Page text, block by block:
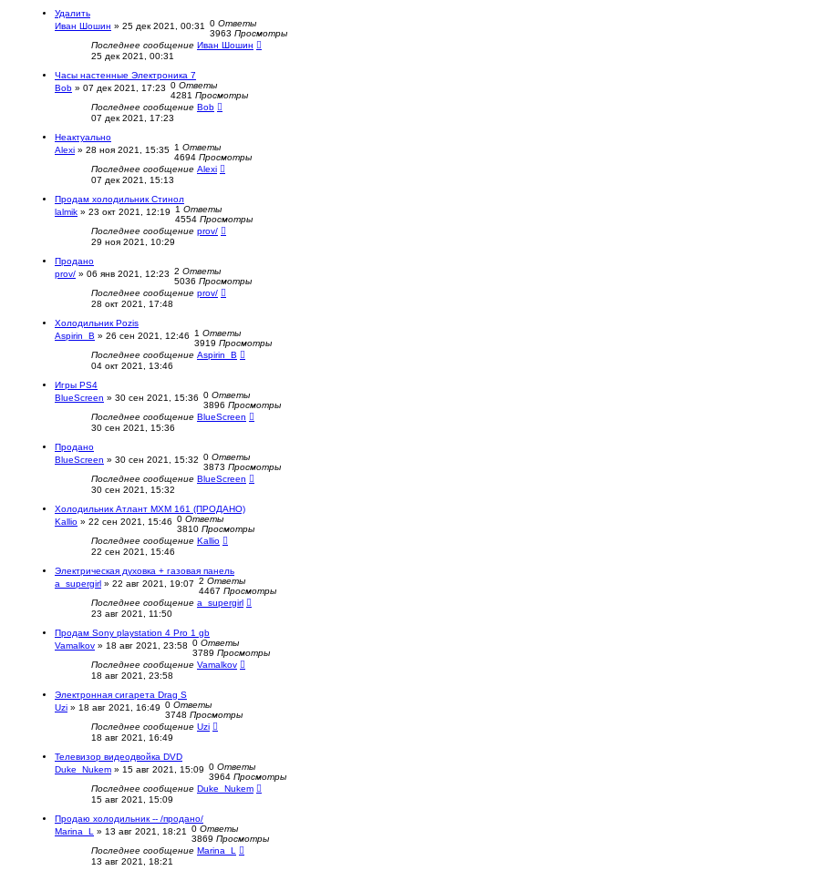
Удалить
Иван Шошин » 25 дек 2021, 00:31 0 Ответы
3963 Просмотры
Последнее сообщение Иван Шошин
25 дек 2021, 00:31
Часы настенные Электроника 7
Bob » 07 дек 2021, 17:23 0 Ответы
4281 Просмотры
Последнее сообщение Bob
07 дек 2021, 17:23
Неактуально
Alexi » 28 ноя 2021, 15:35 1 Ответы
4694 Просмотры
Последнее сообщение Alexi
07 дек 2021, 15:13
Продам холодильник Стинол
lalmik » 23 окт 2021, 12:19 1 Ответы
4554 Просмотры
Последнее сообщение prov/
29 ноя 2021, 10:29
Продано
prov/ » 06 янв 2021, 12:23 2 Ответы
5036 Просмотры
Последнее сообщение prov/
28 окт 2021, 17:48
Холодильник Pozis
Aspirin_B » 26 сен 2021, 12:46 1 Ответы
3919 Просмотры
Последнее сообщение Aspirin_B
04 окт 2021, 13:46
Игры PS4
BlueScreen » 30 сен 2021, 15:36 0 Ответы
3896 Просмотры
Последнее сообщение BlueScreen
30 сен 2021, 15:36
Продано
BlueScreen » 30 сен 2021, 15:32 0 Ответы
3873 Просмотры
Последнее сообщение BlueScreen
30 сен 2021, 15:32
Холодильник Атлант МХМ 161 (ПРОДАНО)
Kallio » 22 сен 2021, 15:46 0 Ответы
3810 Просмотры
Последнее сообщение Kallio
22 сен 2021, 15:46
Электрическая духовка + газовая панель
a_supergirl » 22 авг 2021, 19:07 2 Ответы
4467 Просмотры
Последнее сообщение a_supergirl
23 авг 2021, 11:50
Продам Sony playstation 4 Pro 1 gb
Vamalkov » 18 авг 2021, 23:58 0 Ответы
3789 Просмотры
Последнее сообщение Vamalkov
18 авг 2021, 23:58
Электронная сигарета Drag S
Uzi » 18 авг 2021, 16:49 0 Ответы
3748 Просмотры
Последнее сообщение Uzi
18 авг 2021, 16:49
Телевизор видеодвойка DVD
Duke_Nukem » 15 авг 2021, 15:09 0 Ответы
3964 Просмотры
Последнее сообщение Duke_Nukem
15 авг 2021, 15:09
Продаю холодильник -- /продано/
Marina_L
» 13 авг 2021, 18:21 0 Ответы
3869 Просмотры
Последнее сообщение Marina_L
13 авг 2021, 18:21